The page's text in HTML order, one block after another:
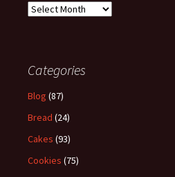
Archives
Categories
Blog (87)
Bread (24)
Cakes (93)
Cookies (75)